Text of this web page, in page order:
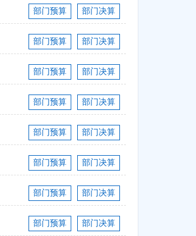
部门预算 部门决算
部门预算 部门决算
部门预算 部门决算
部门预算 部门决算
部门预算 部门决算
部门预算 部门决算
部门预算 部门决算
部门预算 部门决算